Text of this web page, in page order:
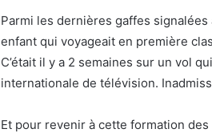
Parmi les dernières gaffes signalées
enfant qui voyageait en première
C’était il y a 2 semaines sur un vol
internationale de télévision.
Et pour revenir à cette formation